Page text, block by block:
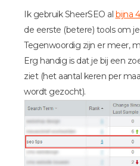
Ik gebruik SheerSEO al bijna
de eerste (betere) tools om
Tegenwoordig zijn er meer,
Erg handig is dat je bij een
ziet (het aantal keren per
wordt gezocht).